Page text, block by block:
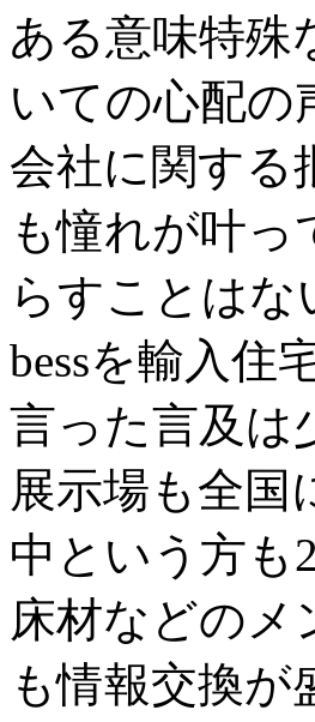
ある意味特殊
いての心配の
会社に関する
も憧れが叶
らすことは
bessを輸入住
言った言及は
展示場も全国
中という方も
床材などのメ
も情報交換が